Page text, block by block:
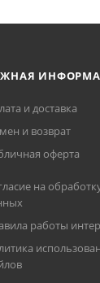
и доставка
и возврат
оферта
на
работы